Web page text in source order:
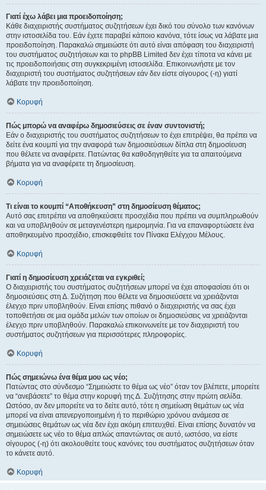
Γιατί έχω λάβει μια προειδοποίηση;
Κάθε διαχειριστής συστήματος συζητήσεων έχει δικό του σύνολο των κανόνων
στην ιστοσελίδα του. Εάν έχετε παραβεί κάποιο κανόνα, τότε ίσως να λάβατε μια
προειδοποίηση. Παρακαλώ σημειώστε ότι αυτό είναι απόφαση του διαχειριστή
του συστήματος συζητήσεων και το phpBB Limited δεν έχει τίποτα να κάνει με
τις προειδοποιήσεις στη συγκεκριμένη ιστοσελίδα. Επικοινωνήστε με τον
διαχειριστή του συστήματος συζητήσεων εάν δεν είστε σίγουρος (-η) γιατί
λάβατε την προειδοποίηση.
Κορυφή
Πώς μπορώ να αναφέρω δημοσιεύσεις σε έναν συντονιστή;
Εάν ο διαχειριστής του συστήματος συζητήσεων το έχει επιτρέψει, θα πρέπει να
δείτε ένα κουμπί για την αναφορά των δημοσιεύσεων δίπλα στη δημοσίευση
που θέλετε να αναφέρετε. Πατώντας θα καθοδηγηθείτε για τα απαιτούμενα
βήματα για να αναφέρετε τη δημοσίευση.
Κορυφή
Τι είναι το κουμπί “Αποθήκευση” στη δημοσίευση θέματος;
Αυτό σας επιτρέπει να αποθηκεύσετε προσχέδια που πρέπει να συμπληρωθούν
και να υποβληθούν σε μεταγενέστερη ημερομηνία. Για να επαναφορτώσετε ένα
αποθηκευμένο προσχέδιο, επισκεφθείτε τον Πίνακα Ελέγχου Μέλους.
Κορυφή
Γιατί η δημοσίευση χρειάζεται να εγκριθεί;
Ο διαχειριστής του συστήματος συζητήσεων μπορεί να έχει αποφασίσει ότι οι
δημοσιεύσεις στη Δ. Συζήτηση που θέλετε να δημοσιεύσετε να χρειάζονται
έλεγχο πριν υποβληθούν. Είναι επίσης πιθανό ο διαχειριστής να σας έχει
τοποθετήσει σε μια ομάδα μελών των οποίων οι δημοσιεύσεις να χρειάζονται
έλεγχο πριν υποβληθούν. Παρακαλώ επικοινωνείτε με τον διαχειριστή του
συστήματος συζητήσεων για περισσότερες πληροφορίες.
Κορυφή
Πώς σημειώνω ένα θέμα μου ως νέο;
Πατώντας στο σύνδεσμο “Σημειώστε το θέμα ως νέο” όταν τον βλέπετε, μπορείτε
να “ανεβάσετε” το θέμα στην κορυφή της Δ. Συζήτησης στην πρώτη σελίδα.
Ωστόσο, αν δεν μπορείτε να το δείτε αυτό, τότε η σημείωση θεμάτων ως νέα
μπορεί να είναι απενεργοποιημένη ή το περιθώριο χρόνου ανάμεσα σε
σημειώσεις θεμάτων ως νέα δεν έχει ακόμη επιτευχθεί. Είναι επίσης δυνατόν να
σημειώσετε ως νέο το θέμα απλώς απαντώντας σε αυτό, ωστόσο, να είστε
σίγουρος (-η) ότι ακολουθείτε τους κανόνες του συστήματος συζητήσεων όταν
το κάνετε αυτό.
Κορυφή